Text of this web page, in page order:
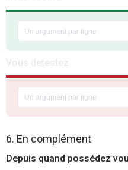
6. En complément
Depuis quand possédez